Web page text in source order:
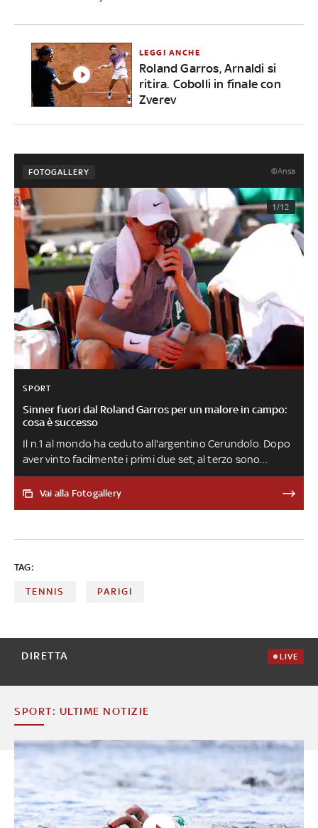
LEGGI ANCHE
Roland Garros, Arnaldi si
ritira. Cobolli in finale con
Zverev
FOTOGALLERY ©Ansa
1/12
SPORT
Sinner fuori dal Roland Garros per un malore in campo:
cosa è successo
Il n.1 al mondo ha ceduto all'argentino Cerundolo. Dopo
aver vinto facilmente i primi due set, al terzo sono
arrivati i problemi. 'Ho bisogno di vomitare', ha detto al
fisioterapista ed è uscito brevemente dal campo, ma al
campo. Era caldo ma non terribilmente', ha spiegato in
Vai alla Fotogallery
TAG:
TENNIS PARIGI
DIRETTA LIVE
SPORT: ULTIME NOTIZIE